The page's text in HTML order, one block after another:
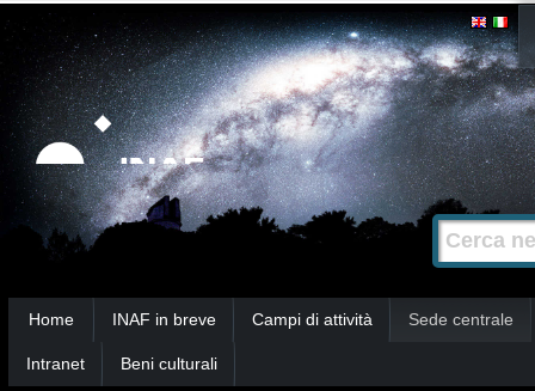
Strumenti
personali
Salta
contenuti.
|
Salta
alla
navigazione
Cerca nel
Ricerca
avanzata…
Home INAF in breve Campi di attività Sede centrale
Intranet Beni culturali